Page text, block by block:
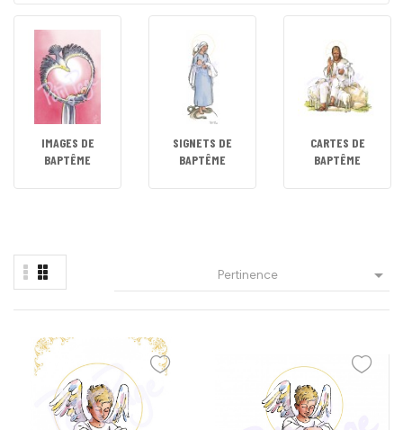
IMAGES DE
BAPTÊME
SIGNETS DE
BAPTÊME
CARTES DE
BAPTÊME
Pertinence 